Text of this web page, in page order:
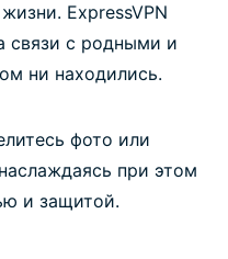
ExpressVPN
связи с родными и
ни находились.
фото или
при этом
и защитой.